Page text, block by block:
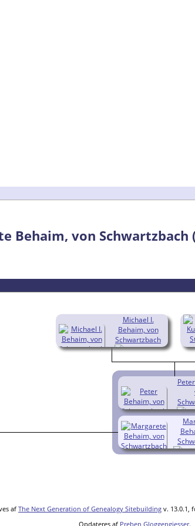
Behaim, von Schwartzbach
Michael I.
Behaim, von
Schwartzbach
(1315-
afThe Next Generation of Genealogy Sitebuilding v. 13.0.1,
Opdateres af Preben Gloggengiesser.